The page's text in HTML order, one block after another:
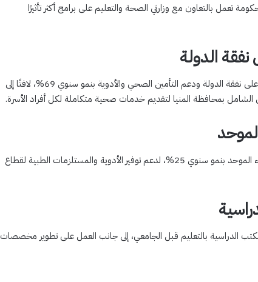
13.5%، موضحًا أن الحكومة تعمل بالتعاون مع وزارتي الصحة والتعليم على برامج أكثر تأثيرًا
الدولة
أضاف الوزير أنه تم تخصيص 47.5 مليار جنيه للعلاج على نفقة الدولة ودعم التأمين الصحي والأدوية بنمو سنوي 69%، لافتًا إلى
بمحافظة المنيا لتقديم خدمات صحية متكاملة لكل أفراد الأسرة.
وأشار الوزير إلى تخصيص 90.5 مليار جنيه لهيئة الشراء الموحد بنمو سنوي 25%، لدعم توفير الأدوية والمستلزمات الطبية لقطاع
مليار جنيه لطباعة الكتب الدراسية بالتعليم قبل الجامعي، إلى جانب العمل على تطوير مخصصات